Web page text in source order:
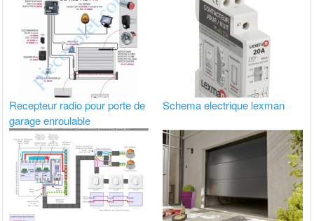
Recepteur radio pour porte de
garage enroulable
Schema electrique lexman